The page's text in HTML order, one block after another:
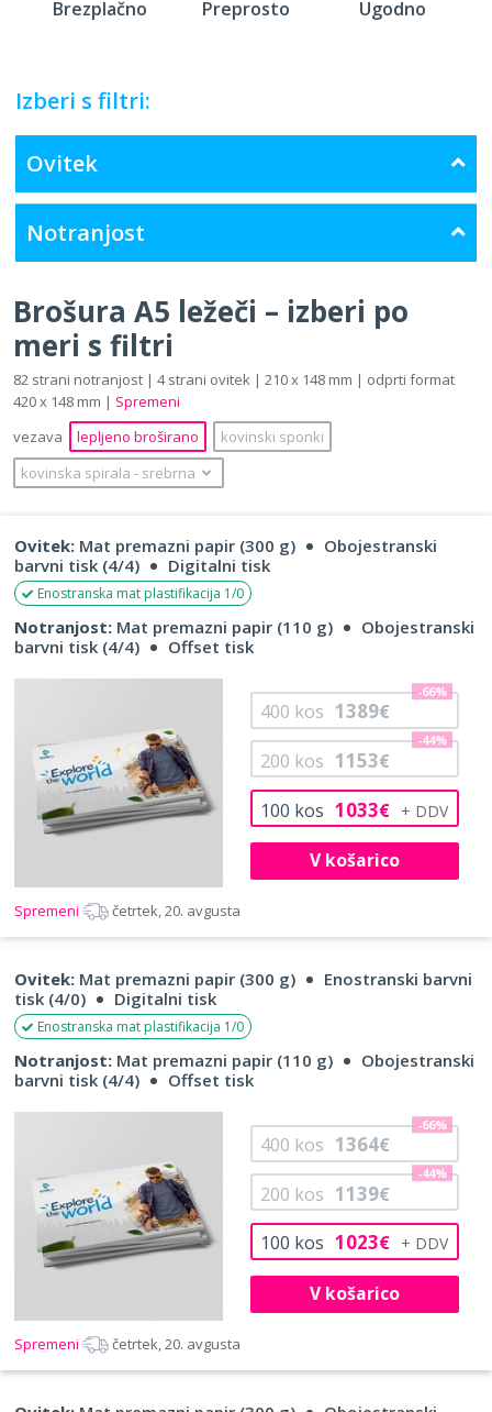
Brezplačno Preprosto Ugodno
Izberi s filtri:
Ovitek
Notranjost
Brošura A5 ležeči – izberi po
meri s filtri
82 strani notranjost | 4 strani ovitek | 210 x 148 mm | odprti format
420 x 148 mm | Spremeni
vezava
lepljeno broširano
kovinski sponki
kovinska spirala ‐ srebrna
Ovitek: Mat premazni papir (300 g)
Obojestranski
barvni tisk (4/4)
Digitalni tisk
Enostranska mat plastifikacija 1/0
Notranjost: Mat premazni papir (110 g)
Obojestranski
barvni tisk (4/4)
Offset tisk
100 kos 1033€
200 kos 1153€
-44%
400 kos 1389€
-66%
V košarico
Spremeni četrtek, 20. avgusta
Ovitek: Mat premazni papir (300 g)
Enostranski barvni
tisk (4/0)
Digitalni tisk
Enostranska mat plastifikacija 1/0
Notranjost: Mat premazni papir (110 g)
Obojestranski
barvni tisk (4/4)
Offset tisk
100 kos 1023€
200 kos 1139€
-44%
400 kos 1364€
-66%
V košarico
Spremeni četrtek, 20. avgusta